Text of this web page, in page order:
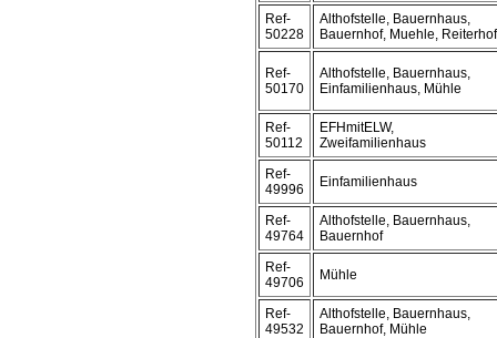
Ref-
50228
Althofstelle, Bauernhaus,
Bauernhof, Muehle, Reiterhof
Ref-
50170
Althofstelle, Bauernhaus,
Einfamilienhaus, Mühle
Ref-
50112
EFHmitELW,
Zweifamilienhaus
Ref-
49996
Einfamilienhaus
Ref-
49764
Althofstelle, Bauernhaus,
Bauernhof
Ref-
49706
Mühle
Ref-
49532
Althofstelle, Bauernhaus,
Bauernhof, Mühle